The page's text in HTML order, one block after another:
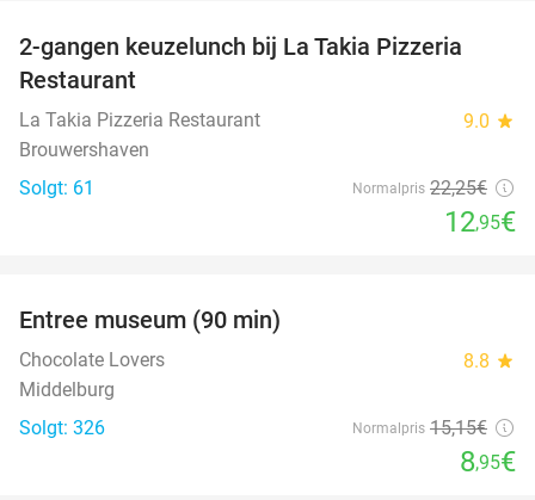
2-gangen keuzelunch bij La Takia Pizzeria
Restaurant
La Takia Pizzeria Restaurant 9.0 star
Brouwershaven
Solgt: 61
Normalpris 22,25€
12,95€
Entree museum (90 min)
Chocolate Lovers 8.8 star
Middelburg
Solgt: 326
Normalpris 15,15€
8,95€